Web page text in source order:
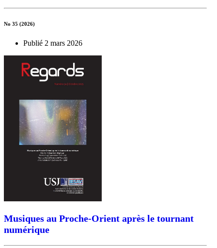
No 35 (2026)
Publié 2 mars 2026
Musiques au Proche-Orient après le tournant
numérique